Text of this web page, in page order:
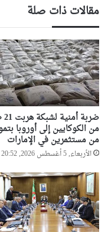
مقالات ذات صلة
من الكوكايين إلى أوروبا
من مستثمرين في الإمارات
الأربعاء, 5 أغسطس 2026, 20:52